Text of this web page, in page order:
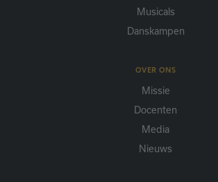
Musicals
Danskampen
OVER ONS
Missie
Docenten
Media
Nieuws